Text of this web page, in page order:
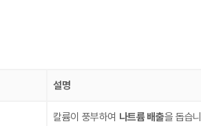
설명
칼륨이 풍부하여 나트륨 배출을 돕습